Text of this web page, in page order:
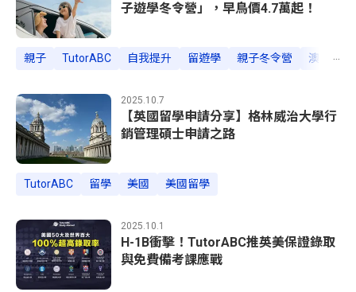
子遊學冬令營」，早鳥價4.7萬起！
親子 TutorABC 自我提升 留遊學 親子冬令營 澳洲名校
...
2025.10.7
【英國留學申請分享】格林威治大學行
銷管理碩士申請之路
TutorABC 留學 美國 美國留學
2025.10.1
H-1B衝擊！TutorABC推英美保證錄取
與免費備考課應戰